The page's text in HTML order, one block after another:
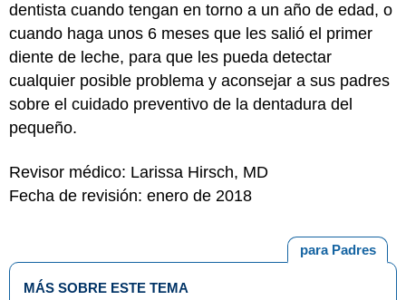
dentista cuando tengan en torno a un año de edad, o
cuando haga unos 6 meses que les salió el primer
diente de leche, para que les pueda detectar
cualquier posible problema y aconsejar a sus padres
sobre el cuidado preventivo de la dentadura del
pequeño.
Revisor médico: Larissa Hirsch, MD
Fecha de revisión: enero de 2018
para Padres
MÁS SOBRE ESTE TEMA